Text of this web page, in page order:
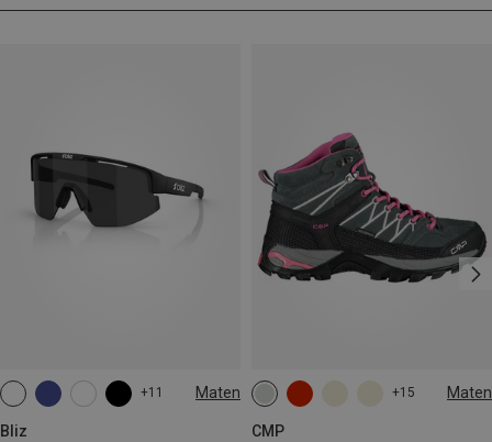
+11 Maten
Bliz
ONE SIZE
+15 Maten
CMP